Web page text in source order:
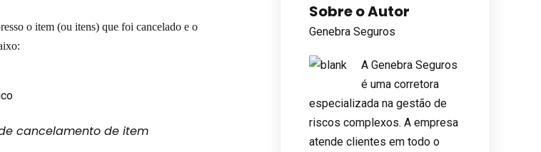
o item (ou itens) que foi cancelado e o
cancelamento de item
Sobre o Autor
Genebra Seguros
A Genebra Seguros
é uma corretora
especializada na gestão de
riscos complexos. A empresa
atende clientes em todo o